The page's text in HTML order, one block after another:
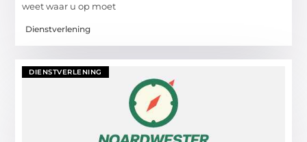
weet waar u op moet
Dienstverlening
DIENSTVERLENING